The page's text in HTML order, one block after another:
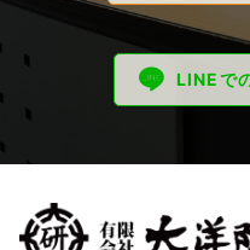
LINEで